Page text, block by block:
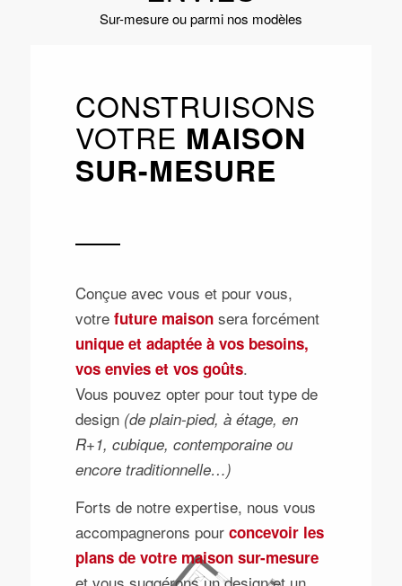
Sur-mesure ou parmi nos modèles
CONSTRUISONS
VOTRE MAISON
SUR-MESURE
Conçue avec vous et pour vous,
votre future maisonsera forcément
unique et adaptée à vos besoins,
vos envies et vos goûts.
Vous pouvez opter pour tout type de
design (de plain-pied, à étage, en
R+1, cubique, contemporaine ou
encore traditionnelle…)
Forts de notre expertise, nous vous
accompagnerons pour concevoir les
plans de votre maison sur-mesure